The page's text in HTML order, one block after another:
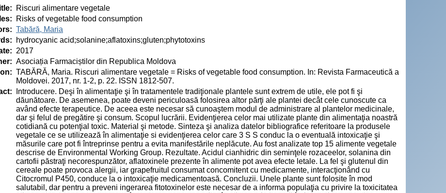
:
Riscuri alimentare vegetale
:
Risks of vegetable food consumption
: Tabără, Maria
:
hydrocyanic acid;solanine;aflatoxins;gluten;phytotoxins
: 2017
: Asociația Farmaciștilor din Republica Moldova
: TABĂRĂ, Maria. Riscuri alimentare vegetale = Risks of vegetable food consumption. In: Revista Farmaceutică a
Moldovei. 2017, nr. 1-2, p. 22. ISSN 1812-507.
:
Introducere. Deşi în alimentaţie şi în tratamentele tradiţionale plantele sunt extrem de utile, ele pot fi şi
dăunătoare. De asemenea, poate deveni periculoasă folosirea altor părţi ale plantei decât cele cunoscute ca
având efecte terapeutice. De aceea este necesar să cunoaştem modul de administrare al plantelor medicinale,
dar şi felul de pregătire şi consum. Scopul lucrării. Evidenţierea celor mai utilizate plante din alimentaţia noastră
cotidiană cu potenţial toxic. Material şi metode. Sinteza şi analiza datelor bibliografice referitoare la produsele
vegetale ce se utilizează în alimentaţie si evidenţierea celor care 3 S S conduc la o eventuală intoxicaţie şi
măsurile care pot fi întreprinse pentru a evita manifestările neplăcute. Au fost analizate top 15 alimente vegetale
descrise de Environmental Working Group. Rezultate. Acidul cianhidric din seminţele rozaceelor, solanina din
cartofii păstraţi necorespunzător, aflatoxinele prezente în alimente pot avea efecte letale. La fel şi glutenul din
cereale poate provoca alergii, iar grapefruitul consumat concomitent cu medicamente, interacţionând cu
Citocromul P450, conduce la o intoxicaţie medicamentoasă. Concluzii. Unele plante sunt folosite în mod
salutabil, dar pentru a preveni ingerarea fitotoxinelor este necesar de a informa populaţia cu privire la toxicitatea